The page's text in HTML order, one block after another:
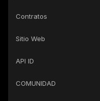
Contratos
Sitio Web
API ID
COMUNIDAD